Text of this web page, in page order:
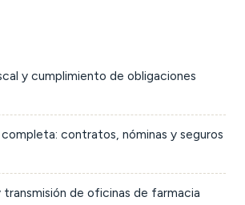
y cumplimiento de obligaciones
contratos, nóminas y seguros
de oficinas de farmacia